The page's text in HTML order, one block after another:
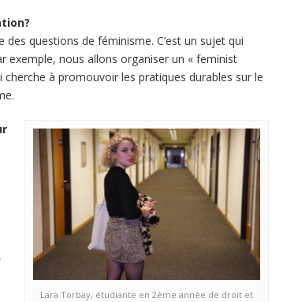
des questions de féminisme. C’est un sujet qui
exemple, nous allons organiser un « feminist
à promouvoir les pratiques durables sur le
Lara Torbay, étudiante en 2ème année de droit et